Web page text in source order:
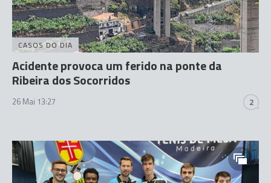
CASOS DO DIA
Acidente provoca um ferido na ponte da
Ribeira dos Socorridos
26 Mai 13:27 2